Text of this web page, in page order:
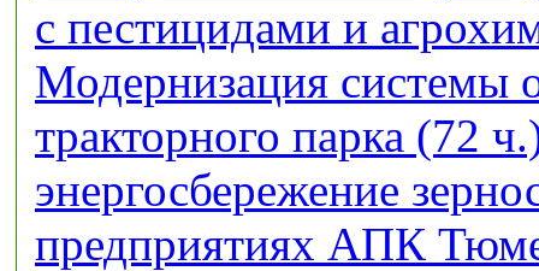
с пестицидами и
Модернизация системы
тракторного парка (72
энергосбережение
предприятиях АПК